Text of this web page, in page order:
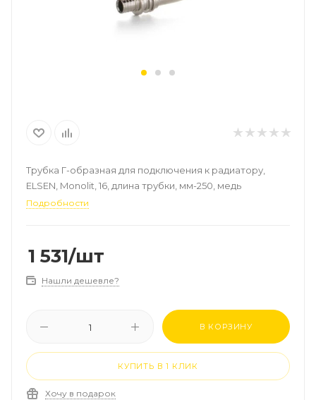
Трубка Г-образная для подключения к радиатору,
ELSEN, Monolit, 16, длина трубки, мм-250, медь
Подробности
1 531/шт
Нашли дешевле?
В КОРЗИНУ
КУПИТЬ В 1 КЛИК
Хочу в подарок